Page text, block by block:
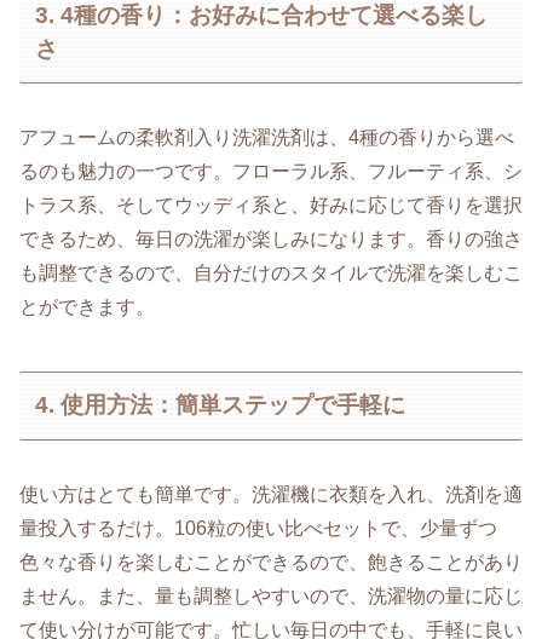
3. 4種の香り：お好みに合わせて選べる楽し
さ
アフュームの柔軟剤入り洗濯洗剤は、4種の香りから選べ
るのも魅力の一つです。フローラル系、フルーティ系、シ
トラス系、そしてウッディ系と、好みに応じて香りを選択
できるため、毎日の洗濯が楽しみになります。香りの強さ
も調整できるので、自分だけのスタイルで洗濯を楽しむこ
とができます。
4. 使用方法：簡単ステップで手軽に
使い方はとても簡単です。洗濯機に衣類を入れ、洗剤を適
量投入するだけ。106粒の使い比べセットで、少量ずつ
色々な香りを楽しむことができるので、飽きることがあり
ません。また、量も調整しやすいので、洗濯物の量に応じ
て使い分けが可能です。忙しい毎日の中でも、手軽に良い